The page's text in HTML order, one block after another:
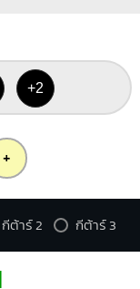
+2
+
กีต้าร์ 2 กีต้าร์ 3